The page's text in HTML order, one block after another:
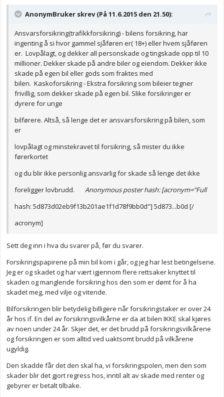
AnonymBruker skrev (På 11.6.2015 den 21.50):
Ansvarsforsikring(trafikkforsikring) - bilens forsikring, har
ingenting å si hvor gammel sjåføren er( 18+) eller hvem sjåføren
er. Lovpålagt, og dekker all personskade og tingskade opp til 10
millioner. Dekker skade på andre biler og eiendom. Dekker ikke
skade på egen bil eller gods som fraktes med
bilen. Kaskoforsikring - Ekstra forsikring som bileier tegner
frivillig, som dekker skade på egen bil. Slike forsikringer er
dyrere for unge
bilførere. Altså, så lenge det er ansvarsforsikring på bilen, som
er
lovpålagt og minstekravet til forsikring, så mister du ikke
førerkortet
og du blir ikke personlig ansvarlig for skade så lenge det ikke
foreligger lovbrudd. Anonymous poster hash: [acronym="Full
hash: 5d873d02eb9f13b201ae1f1d78f9bb0d"] 5d873...b0d [/
acronym]
Sett deg inn i hva du svarer på, før du svarer.
Forsikringspapirene på min bil kom i går, og jeg har lest betingelsene.
Jeg er og skadet og har vært igjennom flere rettsaker knyttet til
skaden og manglende forsikring hos den som er dømt for å ha
skadet meg, med vilje og vitende.
Bilforsikringen blir betydelig billigere når forsikringstaker er over 24
år hos if. En del av forsikringsvilkårne er da at bilen IKKE skal kjøres
av noen under 24 år. Skjer det, er det brudd på forsikringsvilkårene
og forsikringen er som alltid ved uaktsomt brudd på vilkårene
ugyldig.
Den skadde får det den skal ha, vi forsikringspolen, men den som
skader blir det gjort regress hos, inntil alt av skade med renter og
gebyrer er betalt tilbake.